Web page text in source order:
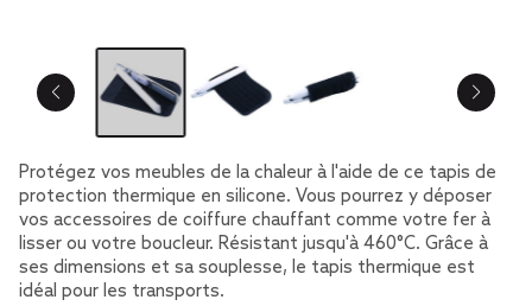
Protégez vos meubles de la chaleur à l'aide de ce tapis de
protection thermique en silicone. Vous pourrez y déposer
vos accessoires de coiffure chauffant comme votre fer à
lisser ou votre boucleur. Résistant jusqu'à 460°C. Grâce à
ses dimensions et sa souplesse, le tapis thermique est
idéal pour les transports.